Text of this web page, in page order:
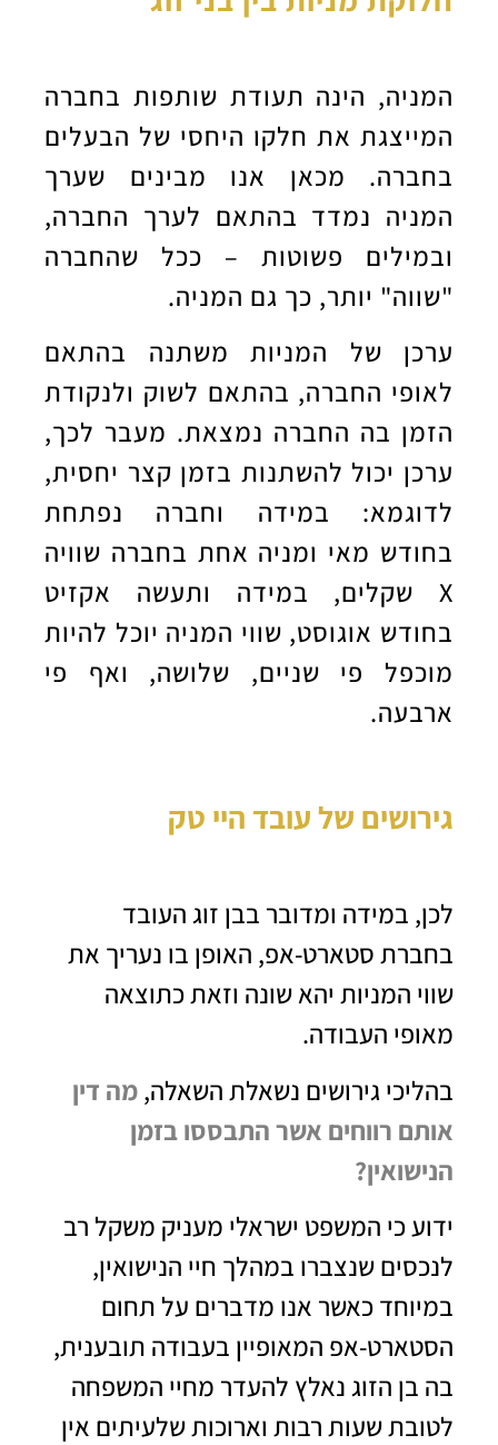
המניה, הינה תעודת שותפות בחברה
המייצגת את חלקו היחסי של הבעלים
בחברה. מכאן אנו מבינים שערך
המניה נמדד בהתאם לערך החברה,
ובמילים פשוטות – ככל שהחברה
"שווה" יותר, כך גם המניה.
ערכן של המניות משתנה בהתאם
לאופי החברה, בהתאם לשוק ולנקודת
הזמן בה החברה נמצאת. מעבר לכך,
ערכן יכול להשתנות בזמן קצר יחסית,
לדוגמא: במידה וחברה נפתחת
בחודש מאי ומניה אחת בחברה שוויה
X שקלים, במידה ותעשה אקזיט
בחודש אוגוסט, שווי המניה יוכל להיות
מוכפל פי שניים, שלושה, ואף פי
ארבעה.
גירושים של עובד היי טק
לכן, במידה ומדובר בבן זוג העובד
בחברת סטארט-אפ, האופן בו נעריך את
שווי המניות יהא שונה וזאת כתוצאה
מאופי העבודה.
בהליכי גירושים נשאלת השאלה,מה דין
אותם רווחים אשר התבססו בזמן
הנישואין?
ידוע כי המשפט ישראלי מעניק משקל רב
לנכסים שנצברו במהלך חיי הנישואין,
במיוחד כאשר אנו מדברים על תחום
הסטארט-אפ המאופיין בעבודה תובענית,
בה בן הזוג נאלץ להעדר מחיי המשפחה
לטובת שעות רבות וארוכות שלעיתים אין